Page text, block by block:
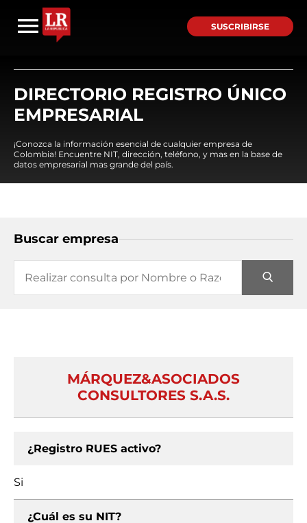
SUSCRIBIRSE
DIRECTORIO REGISTRO ÚNICO
EMPRESARIAL
¡Conozca la información esencial de cualquier empresa de
Colombia! Encuentre NIT, dirección, teléfono, y mas en la base de
datos empresarial mas grande del país.
Buscar empresa
MÁRQUEZ&ASOCIADOS
CONSULTORES S.A.S.
¿Registro RUES activo?
Si
¿Cuál es su NIT?